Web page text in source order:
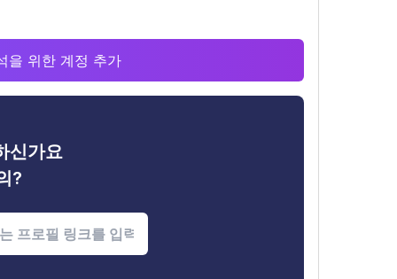
을 위한 계정 추가
신가요
?